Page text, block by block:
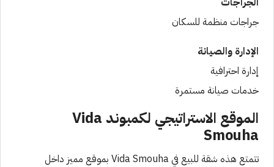
جراجات منظمة للسكان
الإدارة والصيانة
إدارة احترافية
خدمات صيانة مستمرة
الموقع الاستراتيجي لكمبوند Vida
Smouha
تتمتع هذه شقة للبيع في Vida Smouha بموقع مميز داخل